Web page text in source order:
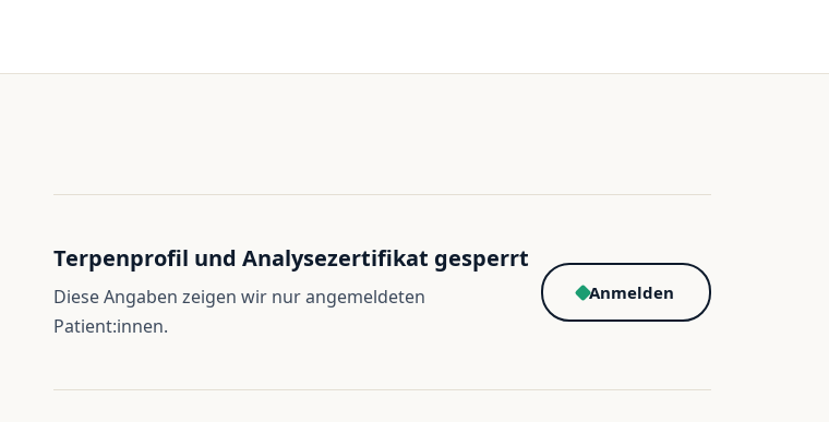
Terpenprofil und Analysezertifikat gesperrt
Diese Angaben zeigen wir nur angemeldeten
Patient:innen.
Anmelden